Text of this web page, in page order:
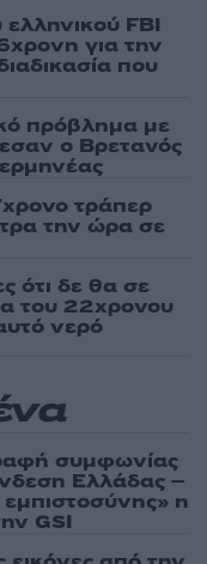
FBI
για την
που
πρόβλημα με
ο Βρετανός
τράπερ
την ώρα σε
ότι δε θα σε
του 22χρονου
νερό
συμφωνίας
Ελλάδας –
η
GSI